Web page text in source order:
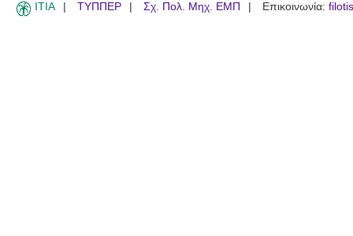
ITIA ΤΥΠΠΕΡ Σχ. Πολ. Μηχ. ΕΜΠ Επικοινωνία: